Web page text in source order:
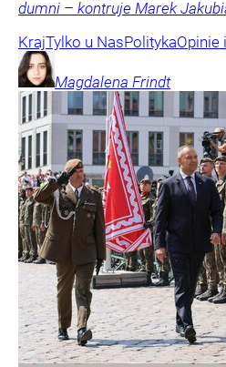
dumni – kontruje Marek
KrajTylko u NasPolitykaOpinie
Magdalena Frindt